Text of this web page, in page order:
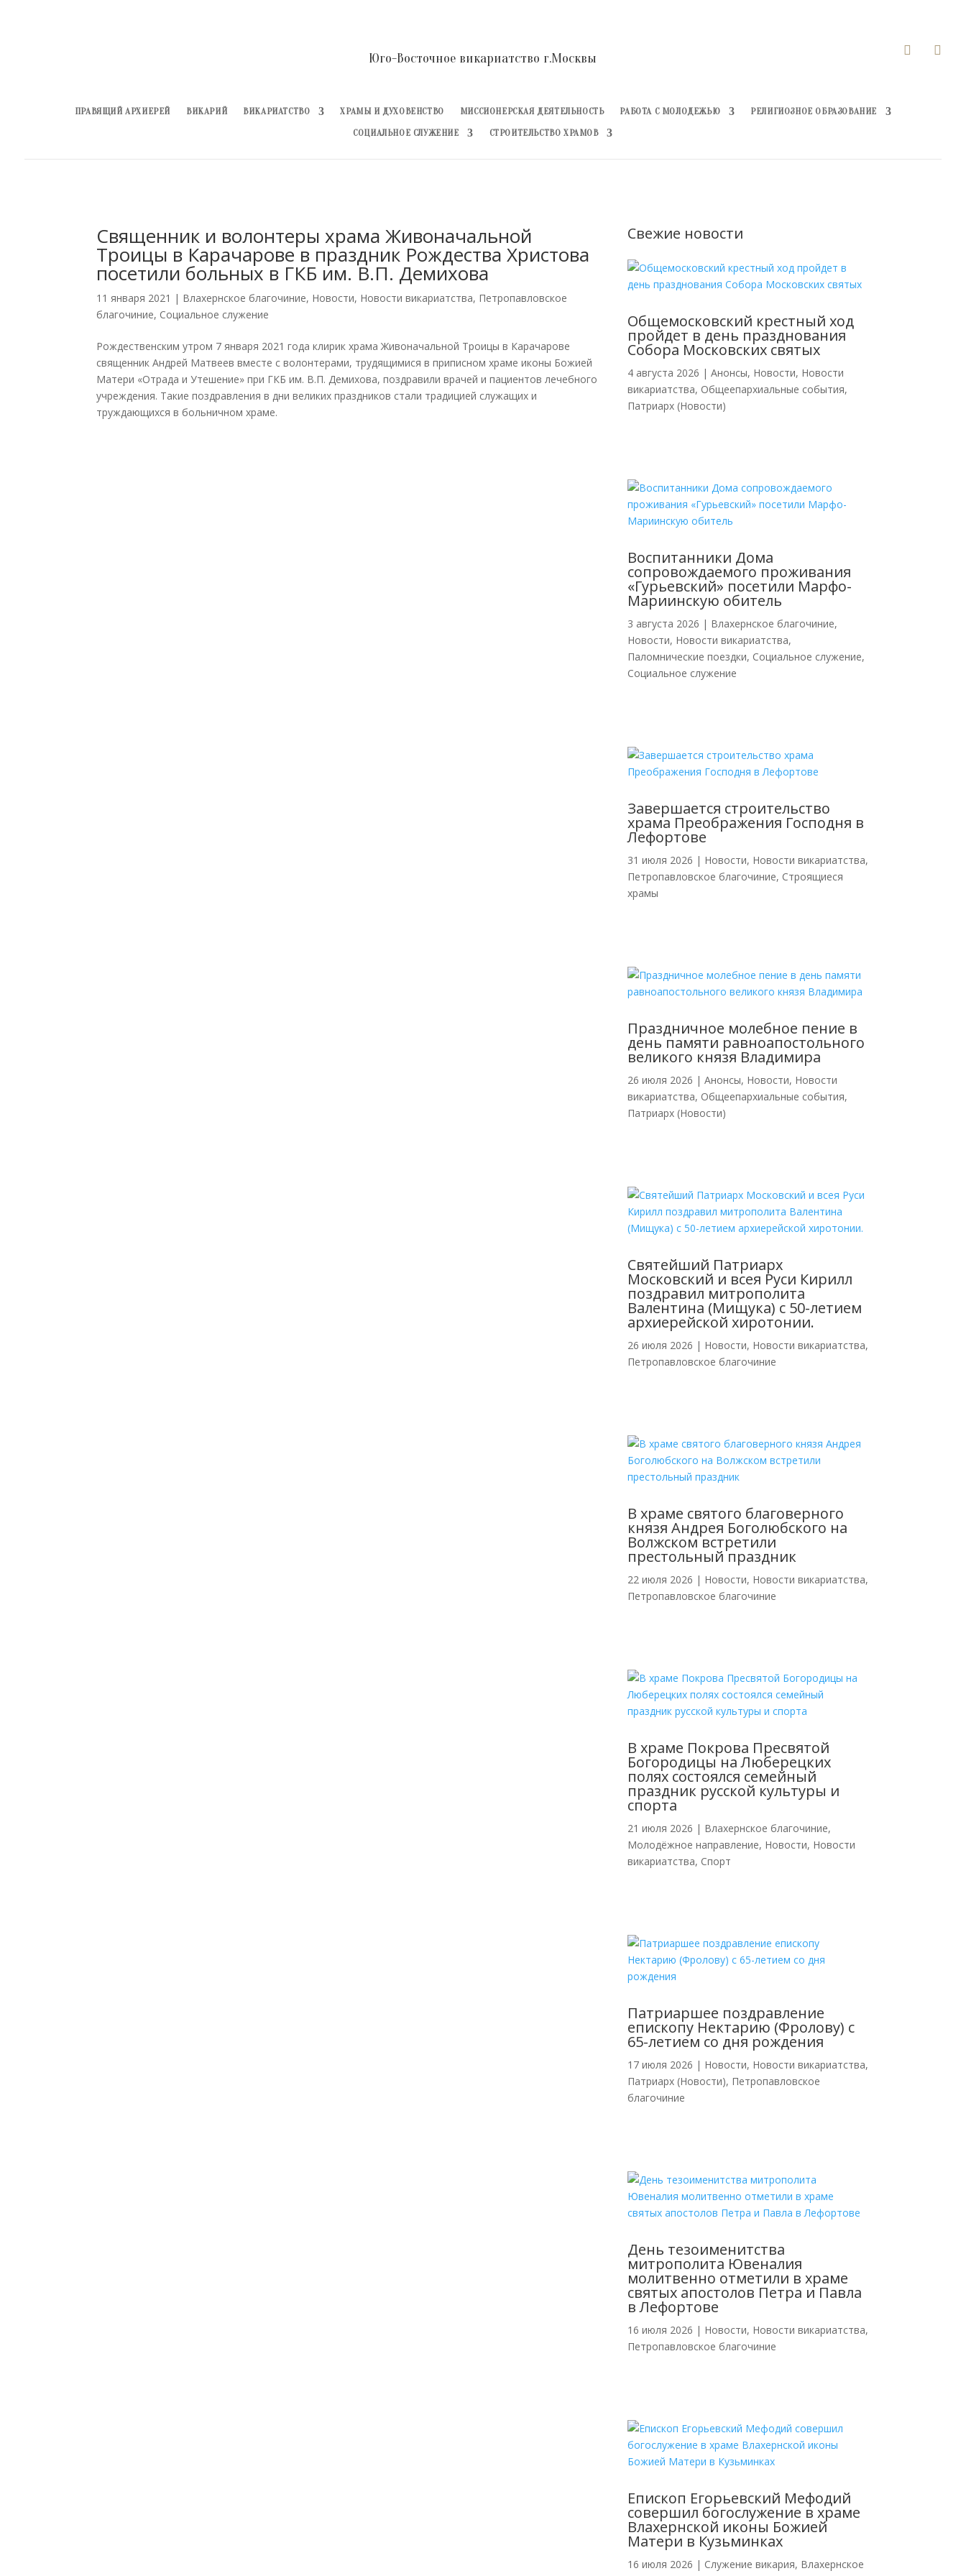
 
Юго-Восточное викариатство г.Москвы
ПРАВЯЩИЙ АРХИЕРЕЙ ВИКАРИЙ ВИКАРИАТСТВО ХРАМЫ И ДУХОВЕНСТВО МИССИОНЕРСКАЯ ДЕЯТЕЛЬНОСТЬ РАБОТА С МОЛОДЕЖЬЮ
РЕЛИГИОЗНОЕ ОБРАЗОВАНИЕ
СОЦИАЛЬНОЕ СЛУЖЕНИЕ
СТРОИТЕЛЬСТВО ХРАМОВ
Священник и волонтеры храма Живоначальной
Троицы в Карачарове в праздник Рождества Христова
посетили больных в ГКБ им. В.П. Демихова
11 января 2021 | Влахернское благочиние, Новости, Новости викариатства, Петропавловское
благочиние, Социальное служение
Рождественским утром 7 января 2021 года клирик храма Живоначальной Троицы в Карачарове
священник Андрей Матвеев вместе с волонтерами, трудящимися в приписном храме иконы Божией
Матери «Отрада и Утешение» при ГКБ им. В.П. Демихова, поздравили врачей и пациентов лечебного
учреждения. Такие поздравления в дни великих праздников стали традицией служащих и
труждающихся в больничном храме.
Свежие новости
Общемосковский крестный ход
пройдет в день празднования
Собора Московских святых
4 августа 2026 | Анонсы, Новости, Новости
викариатства, Общеепархиальные события,
Патриарх (Новости)
Воспитанники Дома
сопровождаемого проживания
«Гурьевский» посетили Марфо-
Мариинскую обитель
3 августа 2026 | Влахернское благочиние,
Новости, Новости викариатства,
Паломнические поездки, Социальное служение,
Социальное служение
Завершается строительство
храма Преображения Господня в
Лефортове
31 июля 2026 | Новости, Новости викариатства,
Петропавловское благочиние, Строящиеся
храмы
Праздничное молебное пение в
день памяти равноапостольного
великого князя Владимира
26 июля 2026 | Анонсы, Новости, Новости
викариатства, Общеепархиальные события,
Патриарх (Новости)
Святейший Патриарх
Московский и всея Руси Кирилл
поздравил митрополита
Валентина (Мищука) с 50-летием
архиерейской хиротонии.
26 июля 2026 | Новости, Новости викариатства,
Петропавловское благочиние
В храме святого благоверного
князя Андрея Боголюбского на
Волжском встретили
престольный праздник
22 июля 2026 | Новости, Новости викариатства,
Петропавловское благочиние
В храме Покрова Пресвятой
Богородицы на Люберецких
полях состоялся семейный
праздник русской культуры и
спорта
21 июля 2026 | Влахернское благочиние,
Молодёжное направление, Новости, Новости
викариатства, Спорт
Патриаршее поздравление
епископу Нектарию (Фролову) с
65-летием со дня рождения
17 июля 2026 | Новости, Новости викариатства,
Патриарх (Новости), Петропавловское
благочиние
День тезоименитства
митрополита Ювеналия
молитвенно отметили в храме
святых апостолов Петра и Павла
в Лефортове
16 июля 2026 | Новости, Новости викариатства,
Петропавловское благочиние
Епископ Егорьевский Мефодий
совершил богослужение в храме
Влахернской иконы Божией
Матери в Кузьминках
16 июля 2026 | Cлужение викария, Влахернское